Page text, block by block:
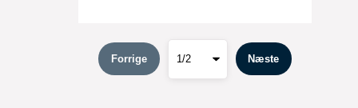
Forrige Næste